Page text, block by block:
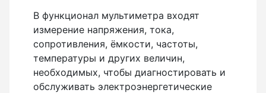
В функционал мультиметра входят
измерение напряжения, тока,
сопротивления, ёмкости, частоты,
температуры и других величин,
необходимых, чтобы диагностировать и
обслуживать электроэнергетические
Дорожные колеса (курвиметры)
Аксессуары к дорожным колесам
Колесо измерительное